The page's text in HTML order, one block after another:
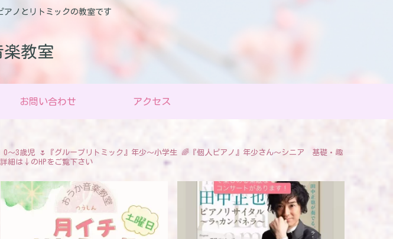
アノとリトミックの教室です
教室
お問い合わせ アクセス
0〜3歳児 🌷『グループリトミック』年少〜小学生 🌈『個人ピアノ』年少さん〜シニア 基礎・趣
細は↓のHPをご覧下さい